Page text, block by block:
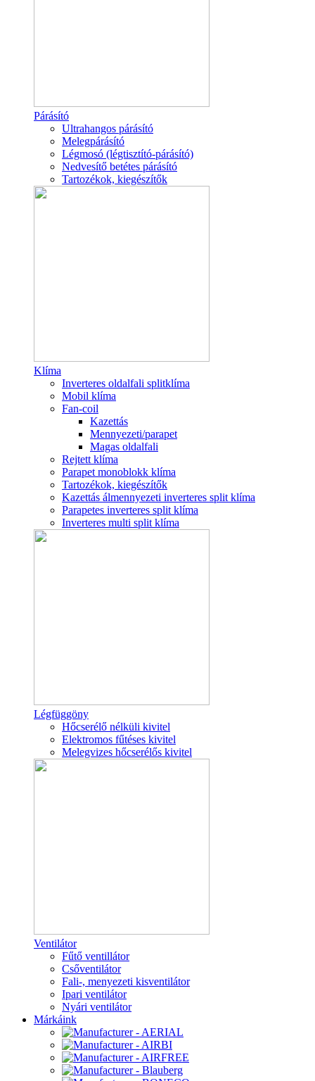
Párásító
Ultrahangos párásító
Melegpárásító
Légmosó (légtisztító-párásító)
Nedvesítő betétes párásító
Tartozékok, kiegészítők
Klíma
Inverteres oldalfali splitklíma
Mobil klíma
Fan-coil
Kazettás
Mennyezeti/parapet
Magas oldalfali
Rejtett klíma
Parapet monoblokk klíma
Tartozékok, kiegészítők
Kazettás álmennyezeti inverteres split klíma
Parapetes inverteres split klíma
Inverteres multi split klíma
Légfüggöny
Hőcserélő nélküli kivitel
Elektromos fűtéses kivitel
Melegvizes hőcserélős kivitel
Ventilátor
Fűtő ventillátor
Csőventilátor
Fali-, menyezeti kisventilátor
Ipari ventilátor
Nyári ventilátor
Márkáink